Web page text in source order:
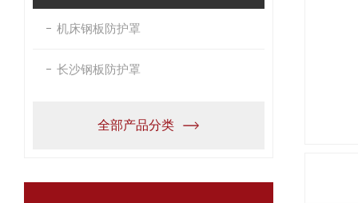
机床钢板防护罩
长沙钢板防护罩
全部产品分类